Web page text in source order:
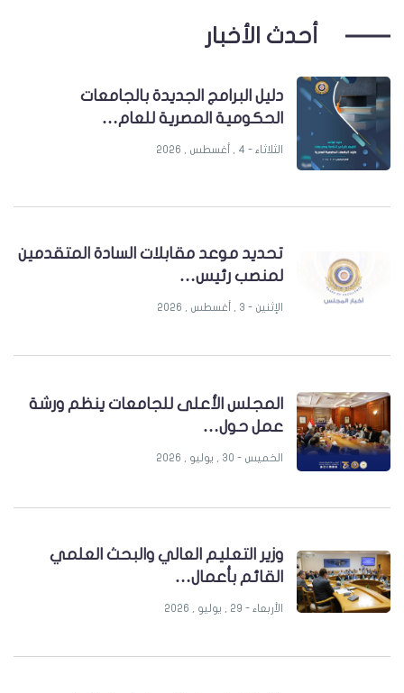
أحدث الأخبار
دليل البرامج الجديدة بالجامعات
الحكومية المصرية للعام…
الثلاثاء - 4 , أغسطس , 2026
تحديد موعد مقابلات السادة المتقدمين
لمنصب رئيس…
الإثنين - 3 , أغسطس , 2026
المجلس الأعلى للجامعات ينظم ورشة
عمل حول…
الخميس - 30 , يوليو , 2026
وزير التعليم العالي والبحث العلمي
القائم بأعمال…
الأربعاء - 29 , يوليو , 2026